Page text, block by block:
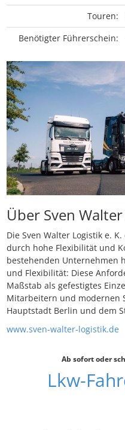
Touren:
Benötigter Führerschein:
Über Sven
Die Sven Walter Logistik e.
durch hohe Flexibilität und
bestehenden Unternehmen
und Flexibilität: Diese
Maßstab als gefestigtes
Mitarbeitern und modernen
Hauptstadt Berlin und dem
www.sven-walter-logistik.de
Ab sofort oder
Lkw-